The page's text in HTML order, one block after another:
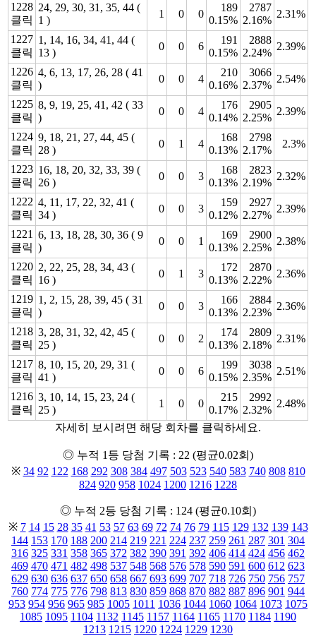
1228
클릭
24, 29, 30, 31, 35, 44 (
1 )
1 0 0
189
0.15%
2787
2.16%
2.31%
1227
클릭
1, 14, 16, 34, 41, 44 (
13 )
0 0 6
191
0.15%
2888
2.24%
2.39%
1226
클릭
4, 6, 13, 17, 26, 28 ( 41
)
0 0 4
210
0.16%
3066
2.37%
2.54%
1225
클릭
8, 9, 19, 25, 41, 42 ( 33
)
0 0 4
176
0.14%
2905
2.25%
2.39%
1224
클릭
9, 18, 21, 27, 44, 45 (
28 )
0 1 4
168
0.13%
2798
2.17%
2.3%
1223
클릭
16, 18, 20, 32, 33, 39 (
26 )
0 0 3
168
0.13%
2823
2.19%
2.32%
1222
클릭
4, 11, 17, 22, 32, 41 (
34 )
0 0 3
159
0.12%
2927
2.27%
2.39%
1221
클릭
6, 13, 18, 28, 30, 36 ( 9
)
0 0 1
169
0.13%
2900
2.25%
2.38%
1220
클릭
2, 22, 25, 28, 34, 43 (
16 )
0 1 3
172
0.13%
2870
2.22%
2.36%
1219
클릭
1, 2, 15, 28, 39, 45 ( 31
)
0 0 3
166
0.13%
2884
2.23%
2.36%
1218
클릭
3, 28, 31, 32, 42, 45 (
25 )
0 0 2
174
0.13%
2809
2.18%
2.31%
1217
클릭
8, 10, 15, 20, 29, 31 (
41 )
0 0 6
199
0.15%
3038
2.35%
2.51%
1216
클릭
3, 10, 14, 15, 23, 24 (
25 )
1 0 0
215
0.17%
2992
2.32%
2.48%
자세히 보시려면 해당 회차를 클릭하세요.
◎ 누적 1등 당첨 기록 : 22 (평균0.02회)
※ 34 92 122 168 292 308 384 497 503 523 540 583 740 808 810
824 920 958 1024 1200 1216 1228
◎ 누적 2등 당첨 기록 : 124 (평균0.10회)
※ 7 14 15 28 35 41 53 57 63 69 72 74 76 79 115 129 132 139 143
144 153 170 188 200 214 219 221 224 237 259 261 287 301 304
316 325 331 358 365 372 382 390 391 392 406 414 424 456 462
469 470 471 482 498 537 548 568 576 578 590 591 600 612 623
629 630 636 637 650 658 667 693 699 707 718 726 750 756 757
760 774 775 776 798 813 830 859 868 870 882 887 896 901 944
953 954 956 965 985 1005 1011 1036 1044 1060 1064 1073 1075
1085 1095 1104 1132 1145 1157 1164 1165 1170 1184 1190
1213 1215 1220 1224 1229 1230